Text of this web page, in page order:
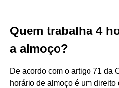
Quem trabalha 4
a almoço?
De acordo com o artigo 71 da
horário de almoço é um